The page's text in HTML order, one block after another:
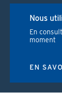
+32
Nous
En
moment
EN